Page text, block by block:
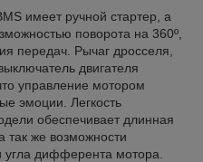
имеет ручной стартер, а
поворота на 360º,
передач. Рычаг дросселя,
двигателя
управление мотором
эмоции. Легкость
обеспечивает длинная
так же возможности
угла дифферента мотора.